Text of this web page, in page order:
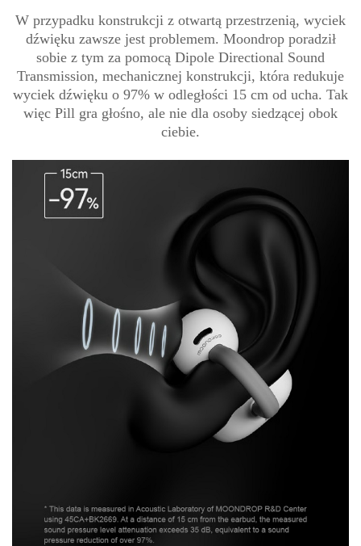
W przypadku konstrukcji z otwartą przestrzenią, wyciek
dźwięku zawsze jest problemem. Moondrop poradził
sobie z tym za pomocą Dipole Directional Sound
Transmission, mechanicznej konstrukcji, która redukuje
wyciek dźwięku o 97% w odległości 15 cm od ucha. Tak
więc Pill gra głośno, ale nie dla osoby siedzącej obok
ciebie.